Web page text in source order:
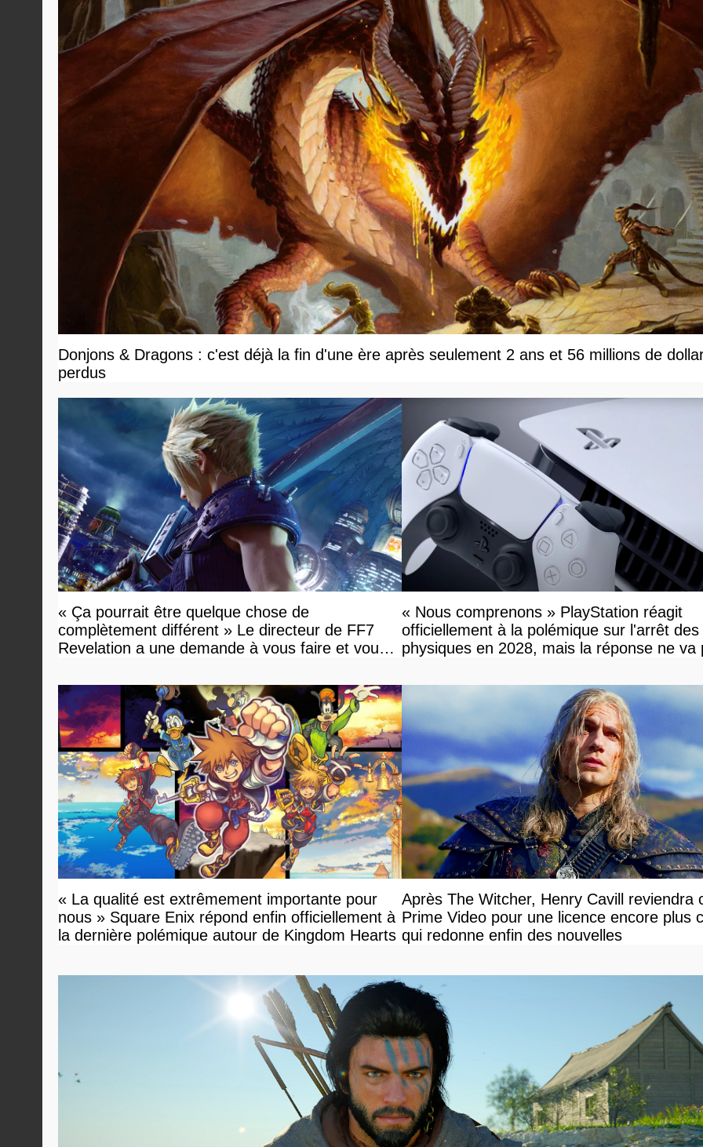
Donjons & Dragons : c'est déjà la fin d'une ère après seulement 2 ans et 56 millions de
perdus
« Ça pourrait être quelque chose de
complètement différent » Le directeur de FF7
Revelation a une demande à vous faire et vous
« Nous comprenons » PlayStation réagit
officiellement à la polémique sur l'arrêt des
physiques en 2028, mais la réponse ne va
« La qualité est extrêmement importante pour
nous » Square Enix répond enfin officiellement à
la dernière polémique autour de Kingdom Hearts
Après The Witcher, Henry Cavill reviendra
Prime Video pour une licence encore plus
qui redonne enfin des nouvelles